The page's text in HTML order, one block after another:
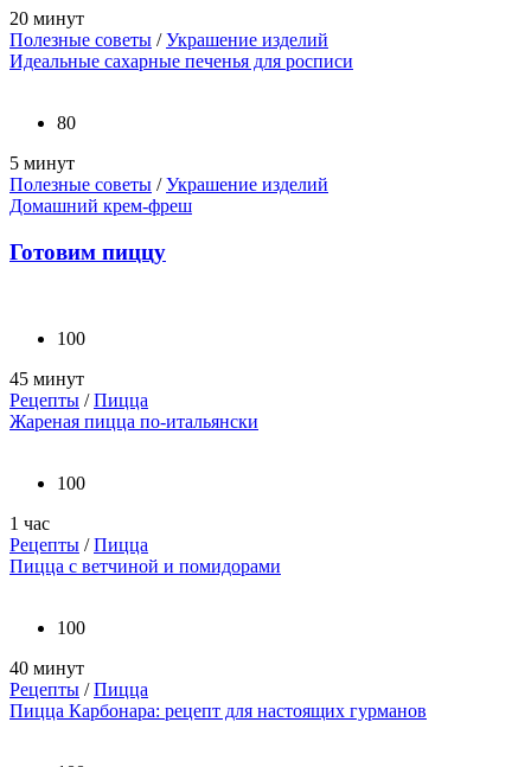
20 минут
Полезные советы /Украшение изделий
Идеальные сахарные печенья для росписи
80
5 минут
Полезные советы /Украшение изделий
Домашний крем-фреш
Готовим пиццу
100
45 минут
Рецепты /Пицца
Жареная пицца по-итальянски
100
1 час
Рецепты /Пицца
Пицца с ветчиной и помидорами
100
40 минут
Рецепты /Пицца
Пицца Карбонара: рецепт для настоящих гурманов